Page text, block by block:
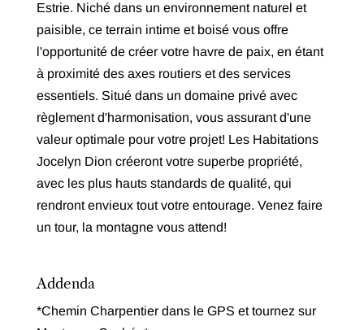
Estrie. Niché dans un environnement naturel et
paisible, ce terrain intime et boisé vous offre
l'opportunité de créer votre havre de paix, en étant
à proximité des axes routiers et des services
essentiels. Situé dans un domaine privé avec
règlement d'harmonisation, vous assurant d'une
valeur optimale pour votre projet! Les Habitations
Jocelyn Dion créeront votre superbe propriété,
avec les plus hauts standards de qualité, qui
rendront envieux tout votre entourage. Venez faire
un tour, la montagne vous attend!
Addenda
*Chemin Charpentier dans le GPS et tournez sur